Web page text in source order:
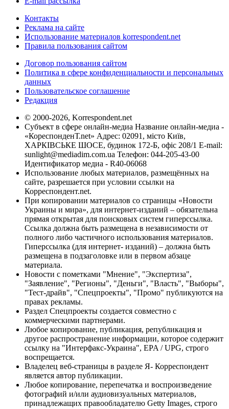
Контакты
Реклама на сайте
Использование материалов korrespondent.net
Правила пользования сайтом
Договор пользования сайтом
Политика в сфере конфиденциальности и персональных
данных
Пользовательское соглашение
Редакция
© 2000-2026, Korrespondent.net
Субъект в сфере онлайн-медиа Название онлайн-медиа -
«КореспонденТ.net» Адрес: 02091, місто Київ,
ХАРКІВСЬКЕ ШОСЕ, будинок 172-Б, офіс 208/1 E-mail:
sunlight@mediadim.com.ua Телефон: 044-205-43-00
Идентификатор медиа - R40-06068
Использование любых материалов, размещённых на
сайте, разрешается при условии ссылки на
Корреспондент.net.
При копировании материалов со страницы «Новости
Украины и мира», для интернет-изданий – обязательна
прямая открытая для поисковых систем гиперссылка.
Ссылка должна быть размещена в независимости от
полного либо частичного использования материалов.
Гиперссылка (для интернет- изданий) – должна быть
размещена в подзаголовке или в первом абзаце
материала.
Новости с пометками "Мнение", "Экспертиза",
"Заявление", "Регионы", "Деньги", "Власть", "Выборы",
"Тест-драйв", "Спецпроекты", "Промо" публикуются на
правах рекламы.
Раздел Спецпроекты создается совместно с
коммерческими партнерами.
Любое копирование, публикация, републикация и
другое распространение информации, которое содержит
ссылку на "Интерфакс-Украина", EPA / UPG, строго
воспрещается.
Владелец веб-страницы в разделе Я- Корреспондент
является автор публикации.
Любое копирование, перепечатка и воспроизведение
фотографий и/или аудиовизуальных материалов,
принадлежащих правообладателю Getty Images, строго